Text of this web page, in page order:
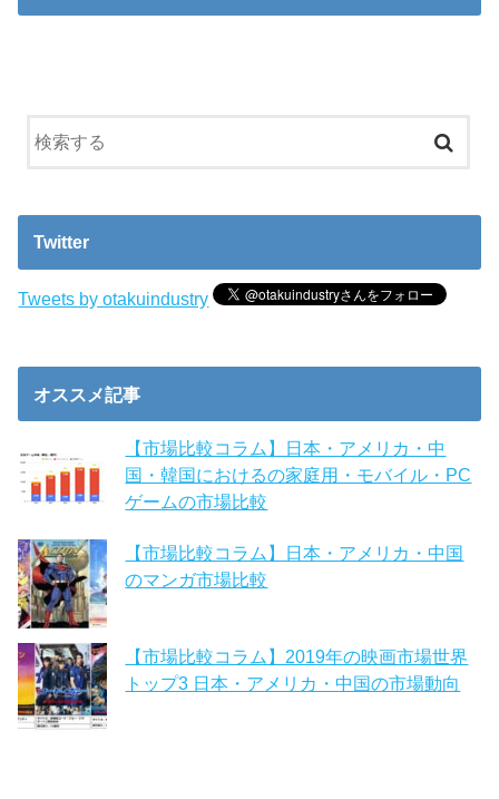
Twitter
Tweets by otakuindustry
オススメ記事
【市場比較コラム】日本・アメリカ・中
国・韓国におけるの家庭用・モバイル・PC
ゲームの市場比較
【市場比較コラム】日本・アメリカ・中国
のマンガ市場比較
【市場比較コラム】2019年の映画市場世界
トップ3 日本・アメリカ・中国の市場動向